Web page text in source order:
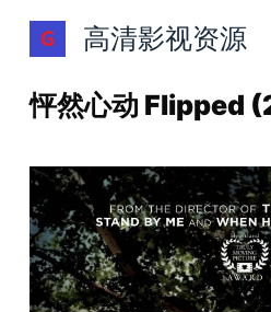
跳
过
容
高清影视资源
怦然心动 Flipped